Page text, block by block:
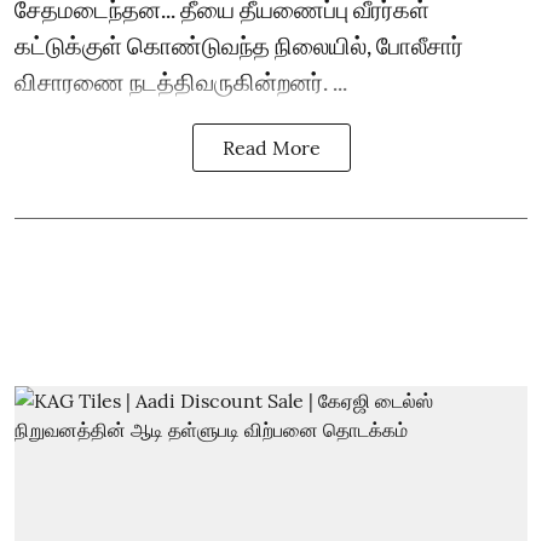
சேதமடைந்தன... தீயை தீயணைப்பு வீரர்கள்
கட்டுக்குள் கொண்டுவந்த நிலையில், போலீசார்
விசாரணை நடத்திவருகின்றனர். ...
Read More